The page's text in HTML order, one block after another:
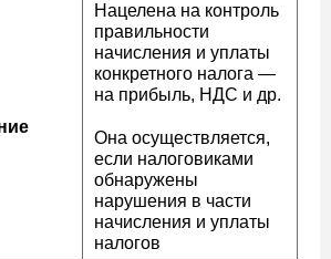
Нацелена на контроль
правильности
начисления и уплаты
конкретного налога —
на прибыль, НДС и др.
Она осуществляется,
если налоговиками
обнаружены
нарушения в части
начисления и уплаты
налогов